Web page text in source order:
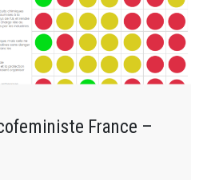
France –